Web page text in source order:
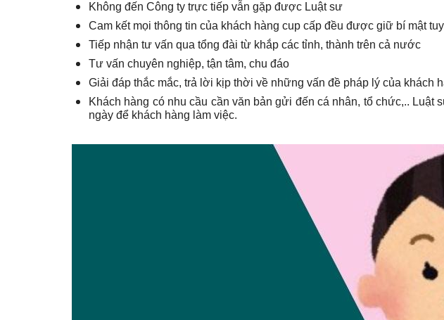
Không đến Công ty trực tiếp vẫn gặp được Luật sư
Cam kết mọi thông tin của khách hàng cup cấp đều được giữ bí mật
Tiếp nhận tư vấn qua tổng đài từ khắp các tỉnh, thành trên cả nước
Tư vấn chuyên nghiệp, tận tâm, chu đáo
Giải đáp thắc mắc, trả lời kịp thời về những vấn đề pháp lý của khách
Khách hàng có nhu cầu cần văn bản gửi đến cá nhân, tổ chức,.. Luật
ngày để khách hàng làm việc.